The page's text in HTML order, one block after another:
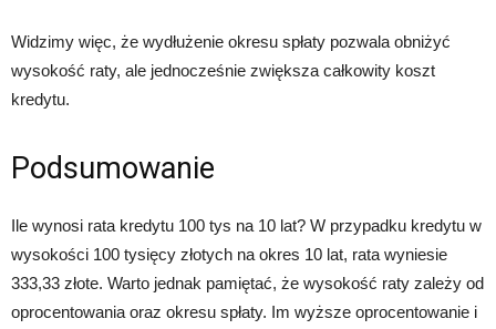
Widzimy więc, że wydłużenie okresu spłaty pozwala obniżyć
wysokość raty, ale jednocześnie zwiększa całkowity koszt
kredytu.
Podsumowanie
Ile wynosi rata kredytu 100 tys na 10 lat? W przypadku kredytu w
wysokości 100 tysięcy złotych na okres 10 lat, rata wyniesie
333,33 złote. Warto jednak pamiętać, że wysokość raty zależy od
oprocentowania oraz okresu spłaty. Im wyższe oprocentowanie i